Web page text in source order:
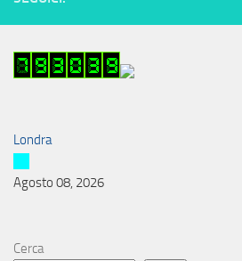
Londra
Agosto 08, 2026
Cerca